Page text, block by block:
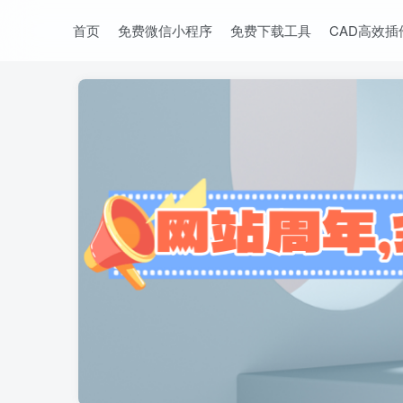
首页 免费微信小程序 免费下载工具 CAD高效插